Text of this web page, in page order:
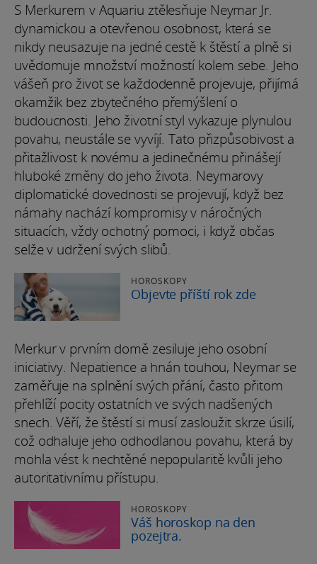
S Merkurem v Aquariu ztělesňuje Neymar Jr.
dynamickou a otevřenou osobnost, která se
nikdy neusazuje na jedné cestě k štěstí a plně si
uvědomuje množství možností kolem sebe. Jeho
vášeň pro život se každodenně projevuje, přijímá
okamžik bez zbytečného přemýšlení o
budoucnosti. Jeho životní styl vykazuje plynulou
povahu, neustále se vyvíjí. Tato přizpůsobivost a
přitažlivost k novému a jedinečnému přinášejí
hluboké změny do jeho života. Neymarovy
diplomatické dovednosti se projevují, když bez
námahy nachází kompromisy v náročných
situacích, vždy ochotný pomoci, i když občas
selže v udržení svých slibů.
HOROSKOPY
Objevte příští rok zde
Merkur v prvním domě zesiluje jeho osobní
iniciativy. Nepatience a hnán touhou, Neymar se
zaměřuje na splnění svých přání, často přitom
přehlíží pocity ostatních ve svých nadšených
snech. Věří, že štěstí si musí zasloužit skrze úsilí,
což odhaluje jeho odhodlanou povahu, která by
mohla vést k nechtěné nepopularitě kvůli jeho
autoritativnímu přístupu.
HOROSKOPY
Váš horoskop na den
pozejtra.